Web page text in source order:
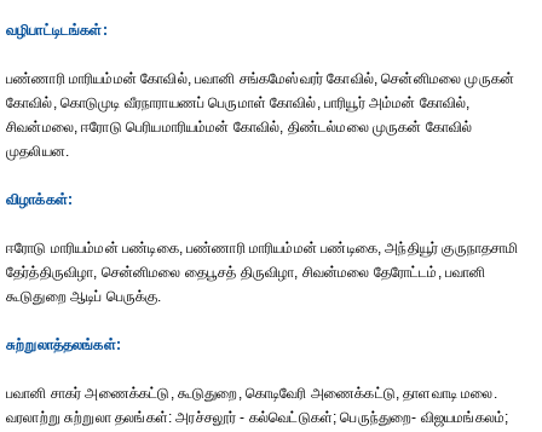
வழிபாட்டிடங்கள்:
பண்ணாரி மாரியம்மன் கோவில், பவானி சங்கமேஸ்வரர் கோவில், சென்னிமலை முருகன்
கோவில், கொடுமுடி வீரநாராயணப் பெருமாள் கோவில், பாரியூர் அம்மன் கோவில்,
சிவன்மலை, ஈரோடு பெரியமாரியம்மன் கோவில், திண்டல்மலை முருகன் கோவில்
முதலியன.
விழாக்கள்:
ஈரோடு மாரியம்மன் பண்டிகை, பண்ணாரி மாரியம்மன் பண்டிகை, அந்தியூர் குருநாதசாமி
தேர்த்திருவிழா, சென்னிமலை தைபூசத் திருவிழா, சிவன்மலை தேரோட்டம், பவானி
கூடுதுறை ஆடிப் பெருக்கு.
சுற்றுலாத்தலங்கள்:
பவானி சாகர் அணைக்கட்டு, கூடுதுறை, கொடிவேரி அணைக்கட்டு, தாளவாடி மலை.
வரலாற்று சுற்றுலா தலங்கள்: அரச்சலூர் - கல்வெட்டுகள்; பெருந்துறை- விஜயமங்கலம்;